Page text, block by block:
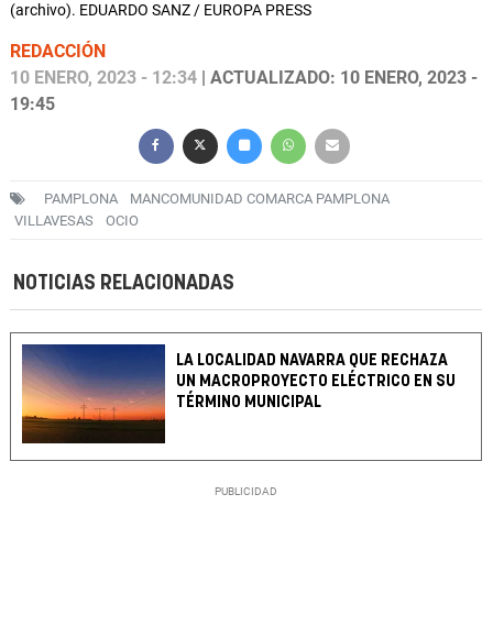
(archivo). EDUARDO SANZ / EUROPA PRESS
REDACCIÓN
10 ENERO, 2023 - 12:34 | ACTUALIZADO: 10 ENERO, 2023 -
19:45
PAMPLONA
MANCOMUNIDAD COMARCA PAMPLONA
VILLAVESAS
OCIO
NOTICIAS RELACIONADAS
LA LOCALIDAD NAVARRA QUE RECHAZA
UN MACROPROYECTO ELÉCTRICO EN SU
TÉRMINO MUNICIPAL